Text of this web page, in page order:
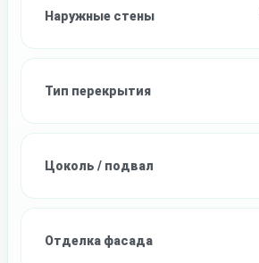
Наружные стены
Тип перекрытия
Цоколь / подвал
Отделка фасада